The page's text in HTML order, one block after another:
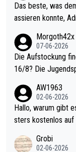
Das beste, was
assieren konnte,
Morgoth42x
07-06-2026
Die Aufstockung
16/8? Die Jugendspiele waren letztes Jahr durchaus sehr kurz
Allerdings ist Mitchell Lawrie als Nummer
ziert. Somit ändert
sters erstmal nichts. Ich denke sie wollen damit für
ohl wenig WDF
AW1963
02-06-2026
Hallo, warum gibt es keinen Hinweis, dass die Nordic Darts Ma
sters kostenlos
Grobi
02-06-2026